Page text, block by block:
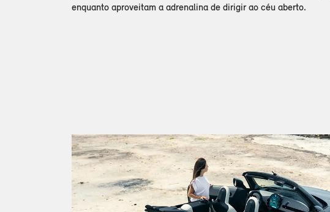
enquanto aproveitam a adrenalina de dirigir ao céu aberto.